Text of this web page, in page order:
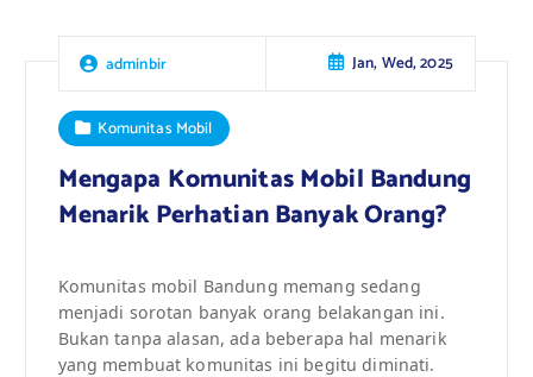
adminbir Jan, Wed, 2025
Komunitas Mobil
Mengapa Komunitas Mobil Bandung
Menarik Perhatian Banyak Orang?
Komunitas mobil Bandung memang sedang
menjadi sorotan banyak orang belakangan ini.
Bukan tanpa alasan, ada beberapa hal menarik
yang membuat komunitas ini begitu diminati.